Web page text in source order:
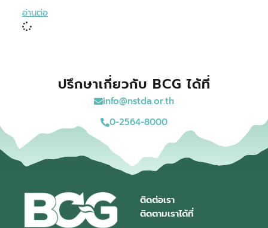
อ่านต่อ
ปรึกษาเกี่ยวกับ BCG ได้ที่
info@nstda.or.th
0-2564-8000
ติดต่อเรา
ติดตามเราได้ที่